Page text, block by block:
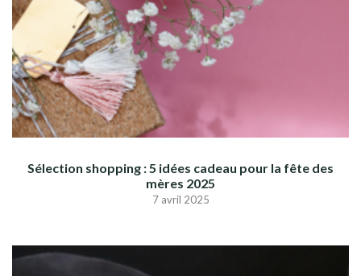
Sélection shopping : 5 idées cadeau pour la fête des
mères 2025
7 avril 2025